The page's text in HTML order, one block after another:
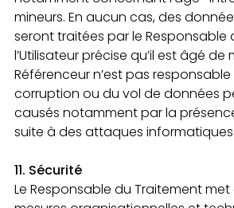
mineurs. En aucun cas, des
seront traitées par le Responsable
l’Utilisateur précise qu’il est âgé de
Référenceur n’est pas
corruption ou du vol de données
causés notamment par la
suite à des attaques informatiques.
11. Sécurité
Le Responsable du Traitement